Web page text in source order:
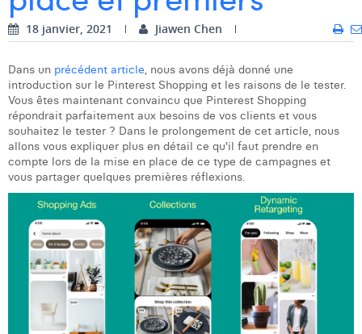
Dhan Claes
Edouard Polet
Elio Civalleri
Eliott Pousset
Floriane Defacqz
Hanne Van Loock
Janne Beke
Jonas Geiregat
Justine Cremer
18 janvier, 2021 Jiawen Chen
Dans un précédent article, nous avons déjà donné une
introduction sur le Pinterest Shopping et les raisons de le tester.
Vous êtes maintenant convaincu que Pinterest Shopping
répondrait parfaitement aux besoins de vos clients et vous
souhaitez le tester ? Dans le prolongement de cet article, nous
allons vous expliquer plus en détail ce qu'il faut prendre en
compte lors de la mise en place de ce type de campagnes et
vous partager quelques premières réflexions.